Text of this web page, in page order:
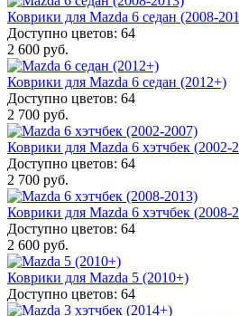
Коврики для Mazda 6 седан (2008-
Доступно цветов: 64
2 600 руб.
Коврики для Mazda 6 седан (2012+)
Доступно цветов: 64
2 700 руб.
Коврики для Mazda 6 хэтчбек (2002-
Доступно цветов: 64
2 700 руб.
Коврики для Mazda 6 хэтчбек (2008-
Доступно цветов: 64
2 600 руб.
Коврики для Mazda 5 (2010+)
Доступно цветов: 64